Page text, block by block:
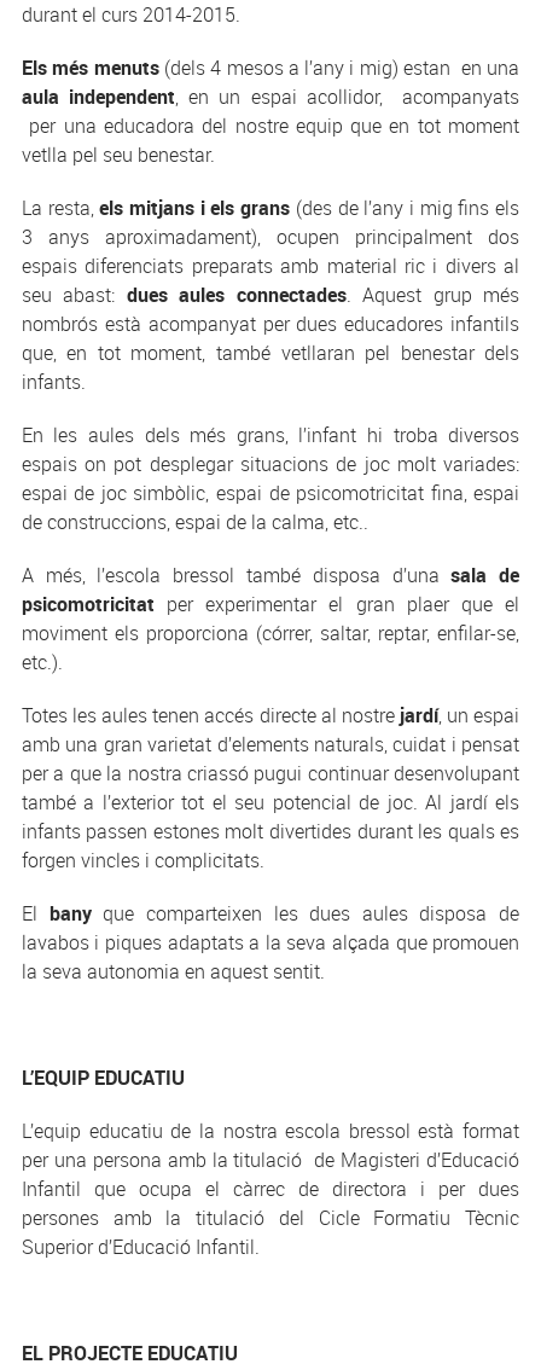
durant el curs 2014-2015.
Els més menuts (dels 4 mesos a l’any i mig) estan en una
aula independent, en un espai acollidor, acompanyats
per una educadora del nostre equip que en tot moment
vetlla pel seu benestar.
La resta,els mitjans i els grans (des de l’any i mig fins els
3 anys aproximadament), ocupen principalment dos
espais diferenciats preparats amb material ric i divers al
seu abast: dues aules connectades. Aquest grup més
nombrós està acompanyat per dues educadores infantils
que, en tot moment, també vetllaran pel benestar dels
infants.
En les aules dels més grans, l’infant hi troba diversos
espais on pot desplegar situacions de joc molt variades:
espai de joc simbòlic, espai de psicomotricitat fina, espai
de construccions, espai de la calma, etc..
A més, l’escola bressol també disposa d’unasala de
psicomotricitat per experimentar el gran plaer que el
moviment els proporciona (córrer, saltar, reptar, enfilar-se,
etc.).
Totes les aules tenen accés directe al nostre jardí, un espai
amb una gran varietat d’elements naturals, cuidat i pensat
per a que la nostra criassó pugui continuar desenvolupant
també a l’exterior tot el seu potencial de joc. Al jardí els
infants passen estones molt divertides durant les quals es
forgen vincles i complicitats.
El banyque comparteixen les dues aules disposa de
lavabos i piques adaptats a la seva alçada que promouen
la seva autonomia en aquest sentit.
L’EQUIP EDUCATIU
L’equip educatiu de la nostra escola bressol està format
per una persona amb la titulació de Magisteri d’Educació
Infantil que ocupa el càrrec de directora i per dues
persones amb la titulació del Cicle Formatiu Tècnic
Superior d’Educació Infantil.
EL PROJECTE EDUCATIU